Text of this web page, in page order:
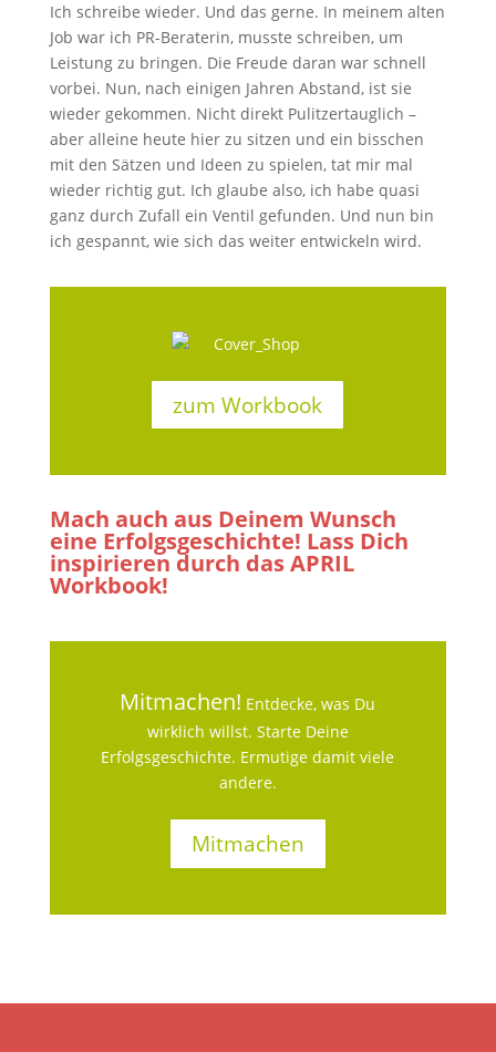
Ich schreibe wieder. Und das gerne. In meinem alten
Job war ich PR-Beraterin, musste schreiben, um
Leistung zu bringen. Die Freude daran war schnell
vorbei. Nun, nach einigen Jahren Abstand, ist sie
wieder gekommen. Nicht direkt Pulitzertauglich –
aber alleine heute hier zu sitzen und ein bisschen
mit den Sätzen und Ideen zu spielen, tat mir mal
wieder richtig gut. Ich glaube also, ich habe quasi
ganz durch Zufall ein Ventil gefunden. Und nun bin
ich gespannt, wie sich das weiter entwickeln wird.
zum Workbook
Mach auch aus Deinem Wunsch
eine Erfolgsgeschichte! Lass Dich
inspirieren durch das APRIL
Workbook!
Mitmachen! Entdecke, was Du
wirklich willst. Starte Deine
Erfolgsgeschichte. Ermutige damit viele
andere.
Mitmachen